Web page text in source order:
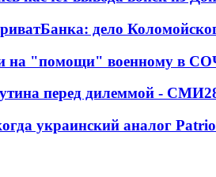
дело
на "помощи" военному в
перед дилеммой - СМИ
украинский аналог